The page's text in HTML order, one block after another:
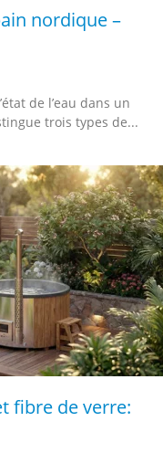
nordique –
de l’eau dans un
trois types de...
fibre de verre: